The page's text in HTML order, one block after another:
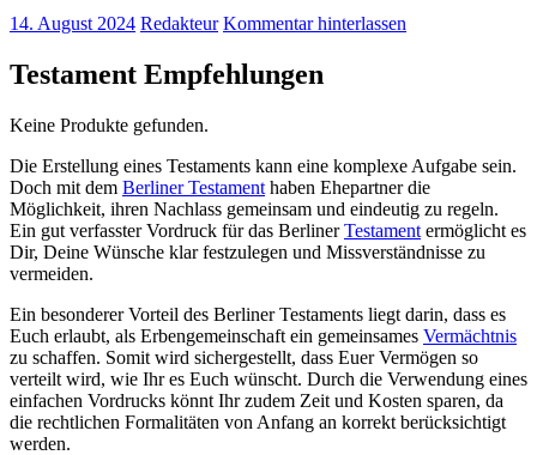
14. August 2024 Redakteur Kommentar hinterlassen
Testament Empfehlungen
Keine Produkte gefunden.
Die Erstellung eines Testaments kann eine komplexe Aufgabe sein.
Doch mit dem Berliner Testament haben Ehepartner die
Möglichkeit, ihren Nachlass gemeinsam und eindeutig zu regeln.
Ein gut verfasster Vordruck für das BerlinerTestament ermöglicht es
Dir, Deine Wünsche klar festzulegen und Missverständnisse zu
vermeiden.
Ein besonderer Vorteil des Berliner Testaments liegt darin, dass es
Euch erlaubt, als Erbengemeinschaft ein gemeinsames Vermächtnis
zu schaffen. Somit wird sichergestellt, dass Euer Vermögen so
verteilt wird, wie Ihr es Euch wünscht. Durch die Verwendung eines
einfachen Vordrucks könnt Ihr zudem Zeit und Kosten sparen, da
die rechtlichen Formalitäten von Anfang an korrekt berücksichtigt
werden.